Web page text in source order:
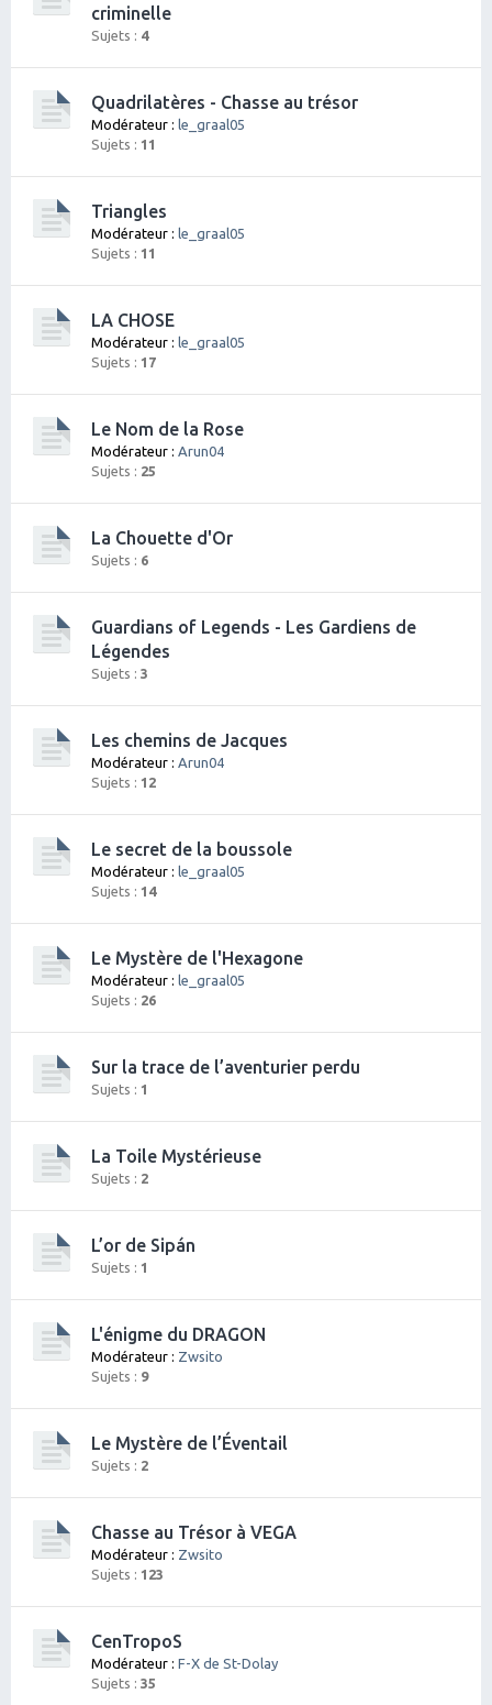
criminelle
Sujets : 4
Quadrilatères - Chasse au trésor
Modérateur : le_graal05
Sujets : 11
Triangles
Modérateur : le_graal05
Sujets : 11
LA CHOSE
Modérateur : le_graal05
Sujets : 17
Le Nom de la Rose
Modérateur : Arun04
Sujets : 25
La Chouette d'Or
Sujets : 6
Guardians of Legends - Les Gardiens de
Légendes
Sujets : 3
Les chemins de Jacques
Modérateur : Arun04
Sujets : 12
Le secret de la boussole
Modérateur : le_graal05
Sujets : 14
Le Mystère de l'Hexagone
Modérateur : le_graal05
Sujets : 26
Sur la trace de l’aventurier perdu
Sujets : 1
La Toile Mystérieuse
Sujets : 2
L’or de Sipán
Sujets : 1
L'énigme du DRAGON
Modérateur : Zwsito
Sujets : 9
Le Mystère de l’Éventail
Sujets : 2
Chasse au Trésor à VEGA
Modérateur : Zwsito
Sujets : 123
CenTropoS
Modérateur : F-X de St-Dolay
Sujets : 35